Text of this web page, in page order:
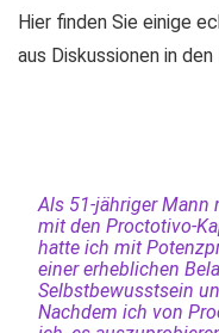
Hier finden Sie einige
aus Diskussionen in den
Als 51-jähriger Mann
mit den Proctotivo-
hatte ich mit
einer erheblichen
Selbstbewusstsein
Nachdem ich von